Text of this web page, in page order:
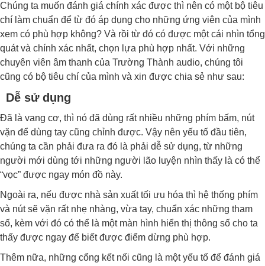
Chúng ta muốn đánh giá chính xác được thì nên có một bộ tiêu
chí làm chuẩn để từ đó áp dụng cho những ứng viên của mình
xem có phù hợp không? Và rồi từ đó có được một cái nhìn tổng
quát và chính xác nhất, chọn lựa phù hợp nhất. Với những
chuyên viên âm thanh của Trường Thành audio, chúng tôi
cũng có bộ tiêu chí của mình và xin được chia sẻ như sau:
Dễ sử dụng
Đã là vang cơ, thì nó đã dùng rất nhiều những phím bấm, nút
vặn để dùng tay cũng chỉnh được. Vậy nên yếu tố đầu tiên,
chúng ta cần phải đưa ra đó là phải dễ sử dụng, từ những
người mới dùng tới những người lão luyện nhìn thấy là có thể
“vọc” được ngay món đồ này.
Ngoài ra, nếu được nhà sản xuất tối ưu hóa thì hệ thống phím
và nút sẽ vặn rất nhẹ nhàng, vừa tay, chuẩn xác những tham
số, kèm với đó có thể là một màn hình hiển thị thông số cho ta
thấy được ngay để biết được điểm dừng phù hợp.
Thêm nữa, những cổng kết nối cũng là một yếu tố để đánh giá